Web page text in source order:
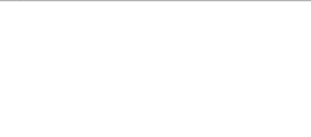
Ouvrir la barre de gestion des